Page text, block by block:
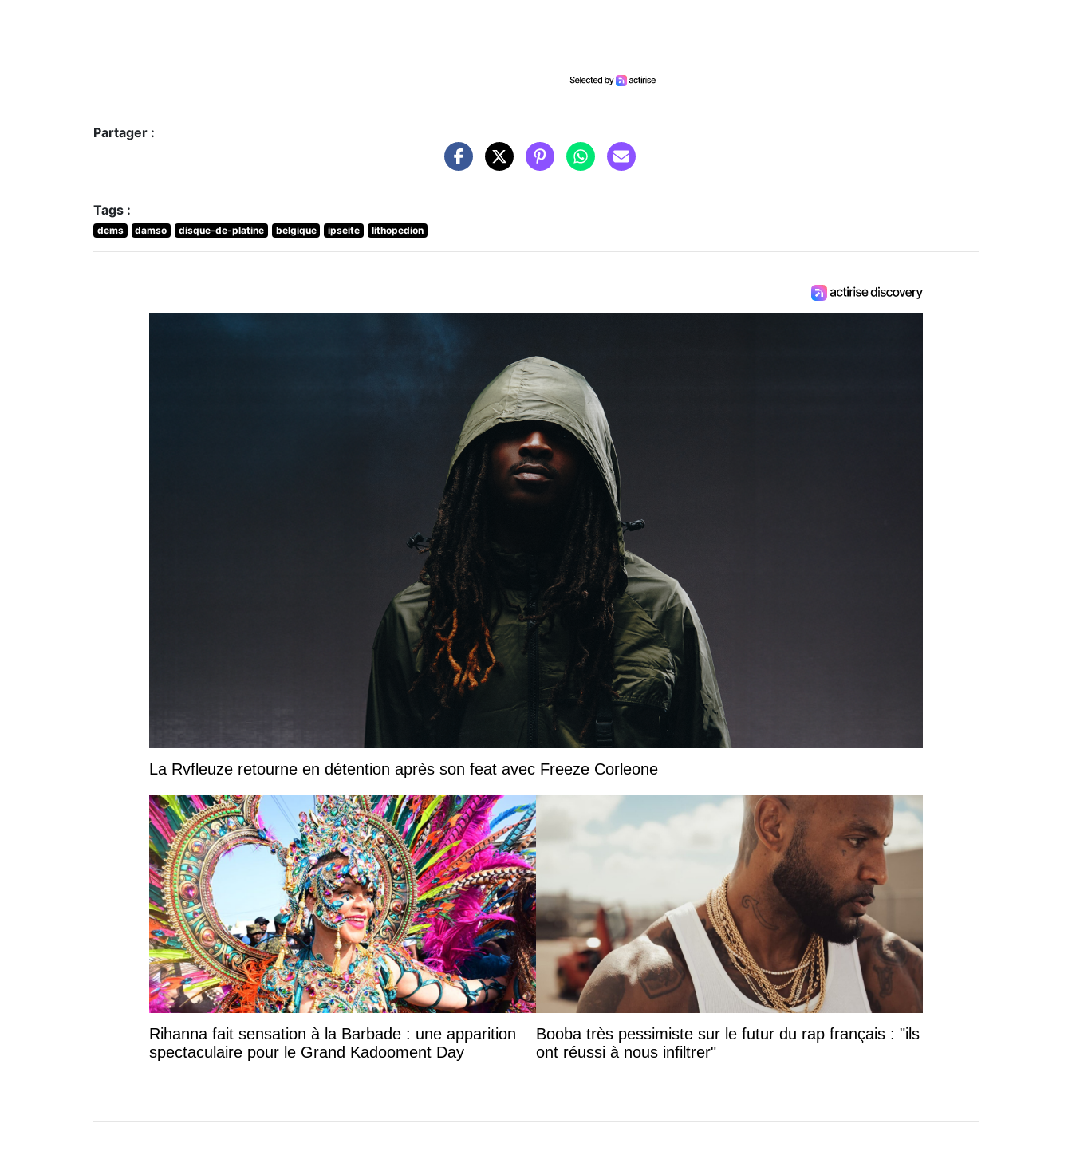
Partager :
Tags :
dems damso disque-de-platine belgique ipseite lithopedion
La Rvfleuze retourne en détention après son feat avec Freeze Corleone
Rihanna fait sensation à la Barbade : une apparition
spectaculaire pour le Grand Kadooment Day
Booba très pessimiste sur le futur du rap français : "ils
ont réussi à nous infiltrer"